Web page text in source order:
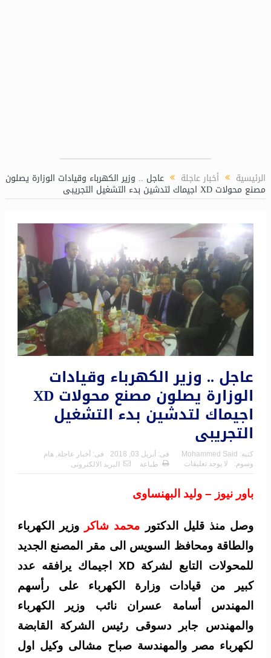
الرئيسية أخبار عاجلة عاجل .. وزير الكهرباء وقيادات الوزارة يصلون
مصنع محولات XD اجيماك لتدشين بدء التشغيل التجريبى
عاجل .. وزير الكهرباء وقيادات
الوزارة يصلون مصنع محولات XD
اجيماك لتدشين بدء التشغيل
التجريبى
كتبه: Mohammed Said فى: أبريل 03, 2018 فى: أخبار عاجلة, هام
وسوم:
لا يوجد تعليقات طباعة البريد الالكترونى
باور نيوز – وليد البهنساوى
وصل منذ قليل الدكتور محمد شاكر
وزير الكهرباء
والطاقة ومحافظ السويس الى مقر المصنع الجديد
للمحولات التابع لشركة XD اجيماك يرافقه عدد
كبير من قيادات وزارة الكهرباء على رأسهم
المهندس أسامة عسران نائب وزير الكهرباء
والمهندس جابر دسوقى رئيس الشركة القابضة
لكهرباء مصر والمهندسة صباح مشالى وكيل اول